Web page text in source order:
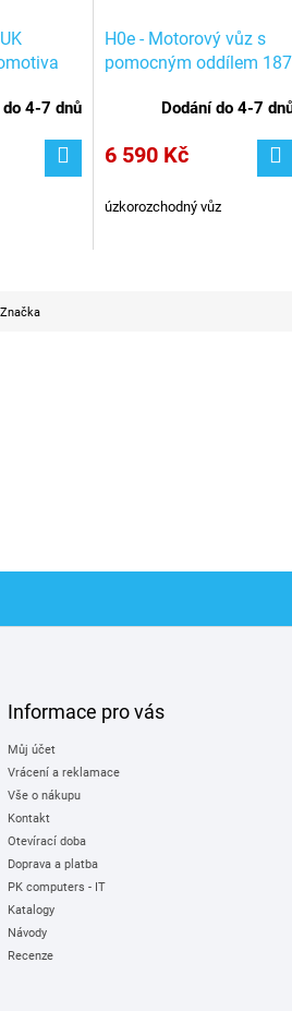
do 4-7 dnů
H0e - Motorový vůz s
pomocným oddílem 187
TILLIG 02955Dodání do 4-7
6 590 Kč
úzkorozchodný vůz
Značka
Informace pro vás
Můj účet
Vrácení a reklamace
Vše o nákupu
Kontakt
Otevírací doba
Doprava a platba
PK computers - IT
Katalogy
Návody
Recenze